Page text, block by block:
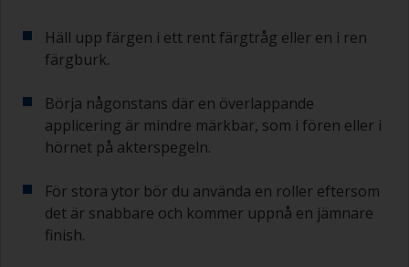
Häll upp färgen i ett rent färgtråg eller en i ren
färgburk.
Börja någonstans där en överlappande
applicering är mindre märkbar, som i fören eller i
hörnet på akterspegeln.
För stora ytor bör du använda en roller eftersom
det är snabbare och kommer uppnå en jämnare
finish.